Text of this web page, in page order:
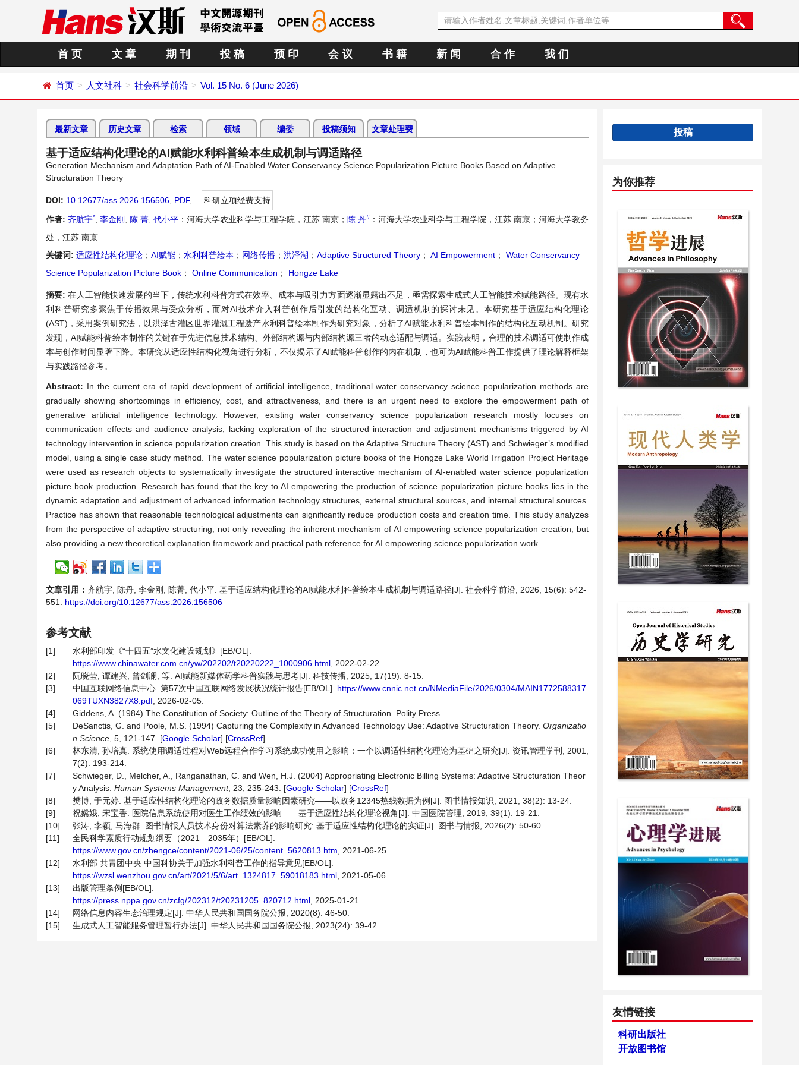
首 页 文 章 期 刊 投 稿 预 印 会 议 书 籍 新 闻 合 作 我 们
首页 人文社科 社会科学前沿 Vol. 15 No. 6 (June 2026)
最新文章 历史文章 检索 领域 编委 投稿须知 文章处理费
基于适应结构化理论的AI赋能水利科普绘本生成机制与调适路径
Generation Mechanism and Adaptation Path of AI-Enabled Water Conservancy Science Popularization Picture Books Based on Adaptive
Structuration Theory
DOI: 10.12677/ass.2026.156506 PDF,
科研立项经费支持
作者: 齐航宇* 李金刚 陈 菁 代小平 ：河海大学农业科学与工程学院，江苏 南京； 陈 丹# ：河海大学农业科学与工程学院，江苏 南京；河海大学教务
处，江苏 南京
关键词: 适应性结构化理论 ； AI赋能 ； 水利科普绘本 ； 网络传播 ； 洪泽湖 ； Adaptive Structured Theory ； AI Empowerment ；
Water Conservancy
Science Popularization Picture Book ； Online Communication ； Hongze Lake
摘要:在人工智能快速发展的当下，传统水利科普方式在效率、成本与吸引力方面逐渐显露出不足，亟需探索生成式人工智能技术赋能路径。现有水
利科普研究多聚焦于传播效果与受众分析，而对AI技术介入科普创作后引发的结构化互动、调适机制的探讨未见。本研究基于适应结构化理论
(AST)，采用案例研究法，以洪泽古灌区世界灌溉工程遗产水利科普绘本制作为研究对象，分析了AI赋能水利科普绘本制作的结构化互动机制。研究
发现，AI赋能科普绘本制作的关键在于先进信息技术结构、外部结构源与内部结构源三者的动态适配与调适。实践表明，合理的技术调适可使制作成
本与创作时间显著下降。本研究从适应性结构化视角进行分析，不仅揭示了AI赋能科普创作的内在机制，也可为AI赋能科普工作提供了理论解释框架
与实践路径参考。
Abstract: In the current era of rapid development of artificial intelligence, traditional water conservancy science popularization methods are
gradually showing shortcomings in efficiency, cost, and attractiveness, and there is an urgent need to explore the empowerment path of
generative artificial intelligence technology. However, existing water conservancy science popularization research mostly focuses on
communication effects and audience analysis, lacking exploration of the structured interaction and adjustment mechanisms triggered by AI
technology intervention in science popularization creation. This study is based on the Adaptive Structure Theory (AST) and Schwieger’s modified
model, using a single case study method. The water science popularization picture books of the Hongze Lake World Irrigation Project Heritage
were used as research objects to systematically investigate the structured interactive mechanism of AI-enabled water science popularization
picture book production. Research has found that the key to AI empowering the production of science popularization picture books lies in the
dynamic adaptation and adjustment of advanced information technology structures, external structural sources, and internal structural sources.
Practice has shown that reasonable technological adjustments can significantly reduce production costs and creation time. This study analyzes
from the perspective of adaptive structuring, not only revealing the inherent mechanism of AI empowering science popularization creation, but
also providing a new theoretical explanation framework and practical path reference for AI empowering science popularization work.
文章引用： 齐航宇, 陈丹, 李金刚, 陈菁, 代小平. 基于适应结构化理论的AI赋能水利科普绘本生成机制与调适路径[J]. 社会科学前沿, 2026, 15(6): 542-
551. https://doi.org/10.12677/ass.2026.156506
参考文献
[1]
水利部印发《“十四五”水文化建设规划》[EB/OL].
https://www.chinawater.com.cn/yw/202202/t20220222_1000906.html , 2022-02-22.
[2]
阮晓莹, 谭建兴, 曾剑澜, 等. AI赋能新媒体药学科普实践与思考[J]. 科技传播, 2025, 17(19): 8-15.
[3]
中国互联网络信息中心. 第57次中国互联网络发展状况统计报告[EB/OL]. https://www.cnnic.net.cn/NMediaFile/2026/0304/MAIN1772588317
069TUXN3827X8.pdf , 2026-02-05.
[4]
Giddens, A. (1984) The Constitution of Society: Outline of the Theory of Structuration. Polity Press.
[5]
DeSanctis, G. and Poole, M.S. (1994) Capturing the Complexity in Advanced Technology Use: Adaptive Structuration Theory. Organizatio
n Science , 5, 121-147. [Google Scholar] [CrossRef]
[6]
林东清, 孙培真. 系统使用调适过程对Web远程合作学习系统成功使用之影响：一个以调适性结构化理论为基础之研究[J]. 资讯管理学刊, 2001,
7(2): 193-214.
[7]
Schwieger, D., Melcher, A., Ranganathan, C. and Wen, H.J. (2004) Appropriating Electronic Billing Systems: Adaptive Structuration Theor
y Analysis. Human Systems Management, 23, 235-243. [Google Scholar] [CrossRef]
[8]
樊博, 于元婷. 基于适应性结构化理论的政务数据质量影响因素研究——以政务12345热线数据为例[J]. 图书情报知识, 2021, 38(2): 13-24.
[9]
祝嫦娥, 宋宝香. 医院信息系统使用对医生工作绩效的影响——基于适应性结构化理论视角[J]. 中国医院管理, 2019, 39(1): 19-21.
[10]
张涛, 李颖, 马海群. 图书情报人员技术身份对算法素养的影响研究: 基于适应性结构化理论的实证[J]. 图书与情报, 2026(2): 50-60.
[11]
全民科学素质行动规划纲要（2021—2035年）[EB/OL].
https://www.gov.cn/zhengce/content/2021-06/25/content_5620813.htm , 2021-06-25.
[12]
水利部 共青团中央 中国科协关于加强水利科普工作的指导意见[EB/OL].
https://wzsl.wenzhou.gov.cn/art/2021/5/6/art_1324817_59018183.html , 2021-05-06.
[13]
出版管理条例[EB/OL].
https://press.nppa.gov.cn/zcfg/202312/t20231205_820712.html , 2025-01-21.
[14]
网络信息内容生态治理规定[J]. 中华人民共和国国务院公报, 2020(8): 46-50.
[15]
生成式人工智能服务管理暂行办法[J]. 中华人民共和国国务院公报, 2023(24): 39-42.
投稿
为你推荐
友情链接
科研出版社
开放图书馆